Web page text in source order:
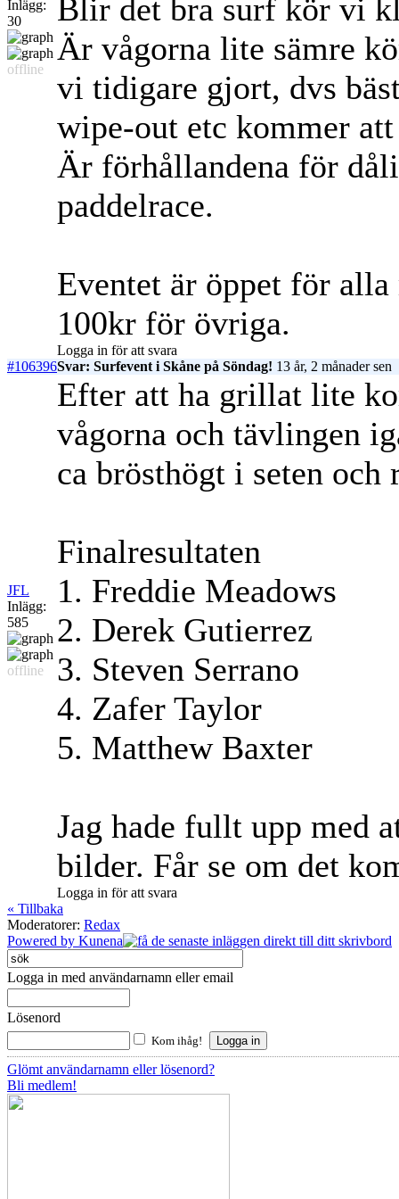
Inlägg:
30
offline
Blir det bra surf kör vi
Är vågorna lite sämre
vi tidigare gjort, dvs
wipe-out etc kommer
Är förhållandena för
paddelrace.
Eventet är öppet för
100kr för övriga.
Logga in för att svara
#106396Svar: Surfevent i Skåne på Söndag! 13 år, 2 månader sen
JFL
Inlägg:
585
offline
Efter att ha grillat lite
vågorna och tävlingen
ca brösthögt i seten
Finalresultaten
1. Freddie Meadows
2. Derek Gutierrez
3. Steven Serrano
4. Zafer Taylor
5. Matthew Baxter
Jag hade fullt upp med
bilder. Får se om det
Logga in för att svara
« Tillbaka
Moderatorer: Redax
Powered by Kunena
Logga in med användarnamn eller email
Lösenord
Kom ihåg!
Glömt användarnamn eller lösenord?
Bli medlem!